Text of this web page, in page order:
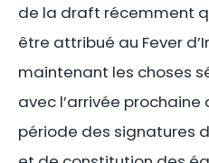
de la draft récemment
être attribué au Fever
maintenant les choses
avec l’arrivée prochaine
période des signatures